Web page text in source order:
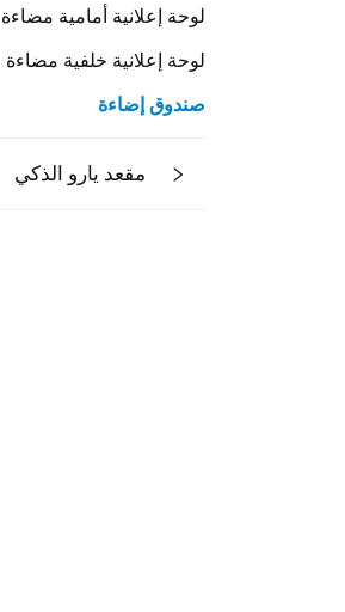
لوحة إعلانية أمامية مضاءة
لوحة إعلانية خلفية مضاءة
صندوق إضاءة
مقعد يارو الذكي